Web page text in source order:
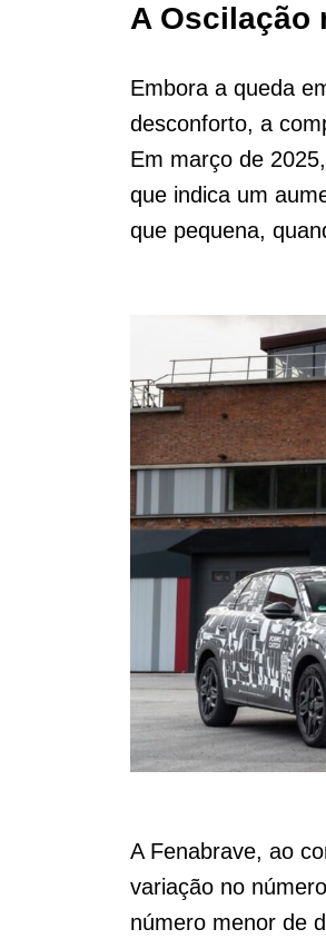
A Oscilação
Embora a queda
desconforto, a
Em março de
que indica um
que pequena,
A Fenabrave, ao
variação no
número menor de